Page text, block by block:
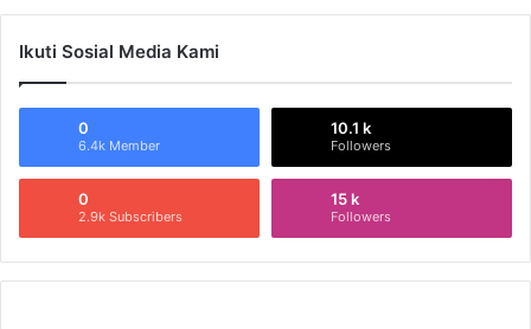
Ikuti Sosial Media Kami
0
6.4k Member
10.1 k
Followers
0
2.9k Subscribers
15 k
Followers